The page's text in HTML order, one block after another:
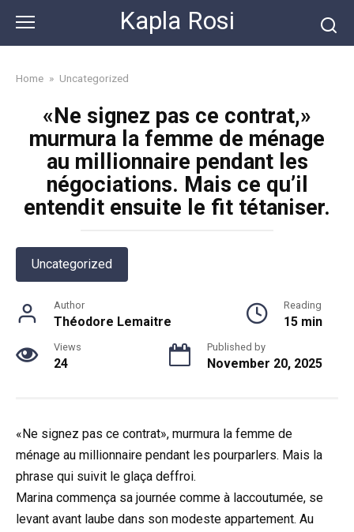
content
Kapla Rosi
Home » Uncategorized
«Ne signez pas ce contrat,»
murmura la femme de ménage
au millionnaire pendant les
négociations. Mais ce qu’il
entendit ensuite le fit tétaniser.
Uncategorized
Author
Théodore Lemaitre
Reading
15 min
Views
24
Published by
November 20, 2025
«Ne signez pas ce contrat», murmura la femme de
ménage au millionnaire pendant les pourparlers. Mais la
phrase qui suivit le glaça deffroi.
Marina commença sa journée comme à laccoutumée, se
levant avant laube dans son modeste appartement. Au